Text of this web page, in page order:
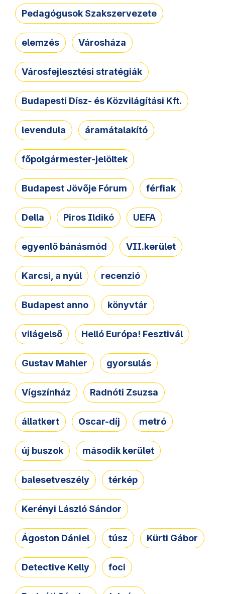
Pedagógusok Szakszervezete
elemzés Városháza
Városfejlesztési stratégiák
Budapesti Dísz- és Közvilágítási Kft.
levendula áramátalakító
főpolgármester-jelöltek
Budapest Jövője Fórum férfiak
Della Piros Ildikó UEFA
egyenlő bánásmód VII.kerület
Karcsi, a nyúl recenzió
Budapest anno könyvtár
világelső Helló Európa! Fesztivál
Gustav Mahler gyorsulás
Vígszínház Radnóti Zsuzsa
állatkert Oscar-díj metró
új buszok második kerület
balesetveszély térkép
Kerényi László Sándor
Ágoston Dániel túsz Kürti Gábor
Detective Kelly foci